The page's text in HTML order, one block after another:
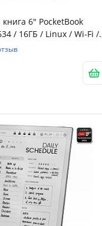
6" PocketBook
/ 16ГБ / Linux / Wi-Fi /
экран (1448х1072) /
IPX8 / Динамики